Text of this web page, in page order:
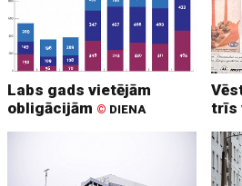
Labs gads vietējām
obligācijām © DIENA
trīs